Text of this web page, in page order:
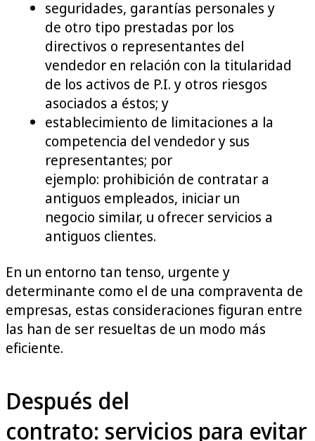
seguridades, garantías personales y
de otro tipo prestadas por los
directivos o representantes del
vendedor en relación con la titularidad
de los activos de P.I. y otros riesgos
asociados a éstos; y
establecimiento de limitaciones a la
competencia del vendedor y sus
representantes; por
ejemplo: prohibición de contratar a
antiguos empleados, iniciar un
negocio similar, u ofrecer servicios a
antiguos clientes.
En un entorno tan tenso, urgente y
determinante como el de una compraventa de
empresas, estas consideraciones figuran entre
las han de ser resueltas de un modo más
eficiente.
Después del
contrato: servicios para evitar